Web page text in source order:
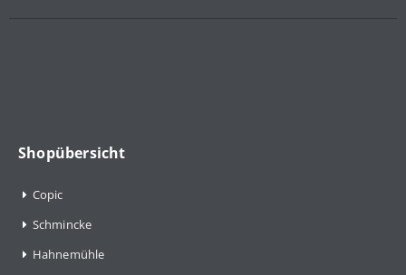
Shopübersicht
Copic
Schmincke
Hahnemühle